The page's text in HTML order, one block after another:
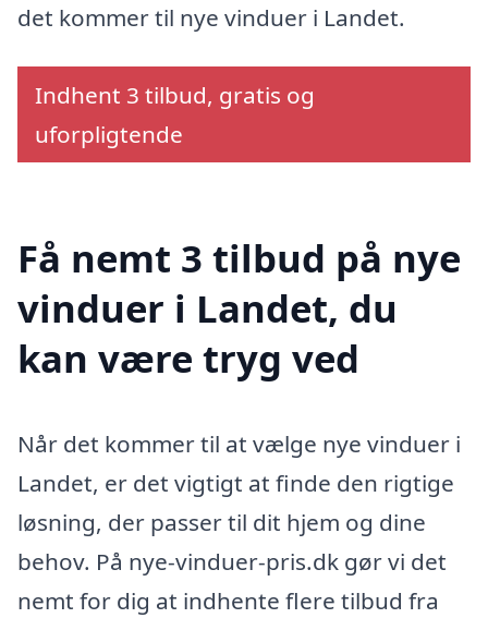
det kommer til nye vinduer i Landet.
Indhent 3 tilbud, gratis og
uforpligtende
Få nemt 3 tilbud på nye
vinduer i Landet, du
kan være tryg ved
Når det kommer til at vælge nye vinduer i
Landet, er det vigtigt at finde den rigtige
løsning, der passer til dit hjem og dine
behov. På nye-vinduer-pris.dk gør vi det
nemt for dig at indhente flere tilbud fra